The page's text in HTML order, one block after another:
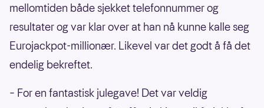
mellomtiden både sjekket telefonnummer og
resultater og var klar over at han nå kunne kalle seg
Eurojackpot-millionær. Likevel var det godt å få det
endelig bekreftet.
– For en fantastisk julegave! Det var veldig